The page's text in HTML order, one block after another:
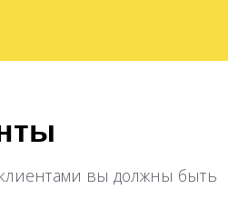
вы должны быть